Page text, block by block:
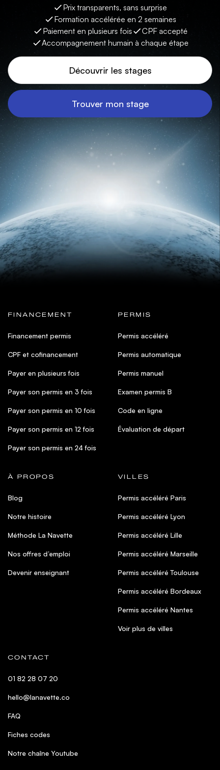
Prix transparents, sans surprise
Formation accélérée en 2 semaines
Paiement en plusieurs fois
CPF accepté
Accompagnement humain à chaque étape
Découvrir les stages
Trouver mon stage
FINANCEMENT
Financement permis
CPF et cofinancement
Payer en plusieurs fois
Payer son permis en 3 fois
Payer son permis en 10 fois
Payer son permis en 12 fois
Payer son permis en 24 fois
PERMIS
Permis accéléré
Permis automatique
Permis manuel
Examen permis B
Code en ligne
Évaluation de départ
À PROPOS
Blog
Notre histoire
Méthode La Navette
Nos offres d’emploi
Devenir enseignant
VILLES
Permis accéléré Paris
Permis accéléré Lyon
Permis accéléré Lille
Permis accéléré Marseille
Permis accéléré Toulouse
Permis accéléré Bordeaux
Permis accéléré Nantes
Voir plus de villes
CONTACT
01 82 28 07 20
hello@lanavette.co
FAQ
Fiches codes
Notre chaîne Youtube